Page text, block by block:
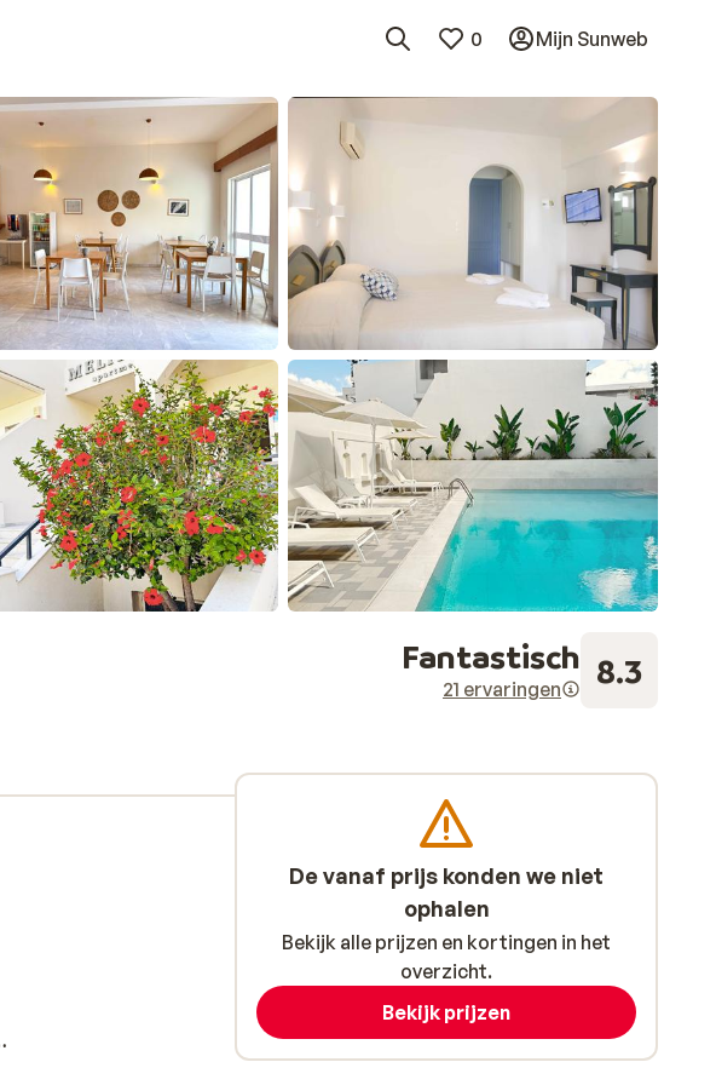
0 Mijn Sunweb
Fantastisch
21 ervaringen 8.3
De vanaf prijs konden we niet
ophalen
Bekijk alle prijzen en kortingen in het
overzicht.
Bekijk prijzen